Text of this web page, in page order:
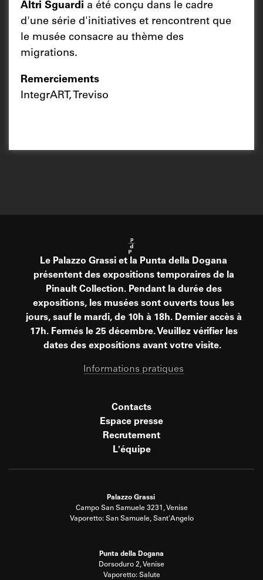
Altri Sguardi a été conçu dans le cadre
d'une série d'initiatives et rencontrent que
le musée consacre au thème des
migrations.
Remerciements
IntegrART, Treviso
Le Palazzo Grassi et la Punta della Dogana
présentent des expositions temporaires de la
Pinault Collection. Pendant la durée des
expositions, les musées sont ouverts tous les
jours, sauf le mardi, de 10h à 18h. Dernier accès à
17h. Fermés le 25 décembre. Veuillez vérifier les
dates des expositions avant votre visite.
Informations pratiques
Contacts
Espace presse
Recrutement
L'équipe
Palazzo Grassi
Campo San Samuele 3231, Venise
Vaporetto: San Samuele, Sant'Angelo
Punta della Dogana
Dorsoduro 2, Venise
Vaporetto: Salute